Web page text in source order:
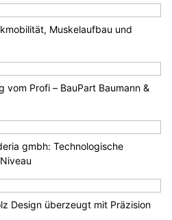
Muskelaufbau und
vom Profi – BauPart Baumann &
gmbh: Technologische
Design überzeugt mit Präzision